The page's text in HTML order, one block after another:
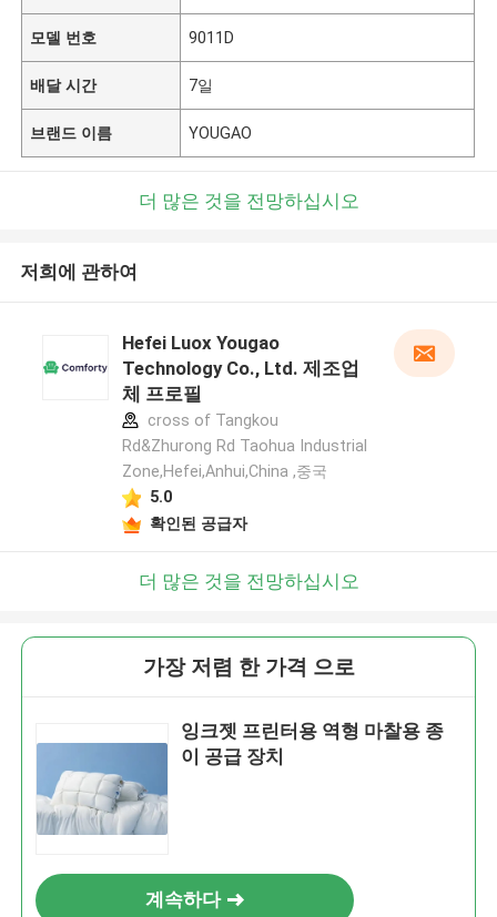
모델 번호 9011D
배달 시간 7일
브랜드 이름 YOUGAO
더 많은 것을 전망하십시오
저희에 관하여
Hefei Luox Yougao
Technology Co., Ltd. 제조업
체 프로필
cross of Tangkou
Rd&Zhurong Rd Taohua Industrial
Zone,Hefei,Anhui,China ,중국
5.0
확인된 공급자
더 많은 것을 전망하십시오
가장 저렴 한 가격 으로
잉크젯 프린터용 역형 마찰용 종
이 공급 장치
계속하다